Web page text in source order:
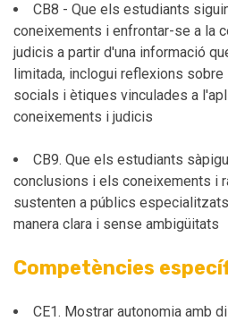
CB8 - Que els estudiants
coneixements i enfrontar-se a la
judicis a partir d'una informació
limitada, inclogui reflexions
socials i ètiques vinculades a
coneixements i judicis
CB9. Que els estudiants
conclusions i els coneixements i
sustenten a públics
manera clara i sense ambigüitats
Competències
CE1. Mostrar autonomia amb